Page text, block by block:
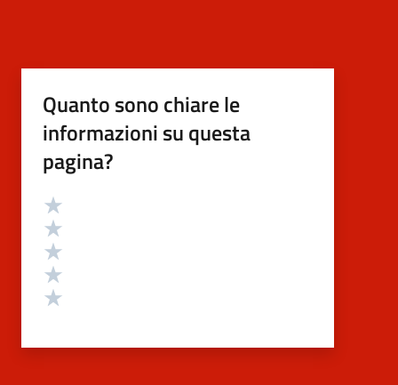
Quanto sono chiare le
informazioni su questa
pagina?
Valutazione